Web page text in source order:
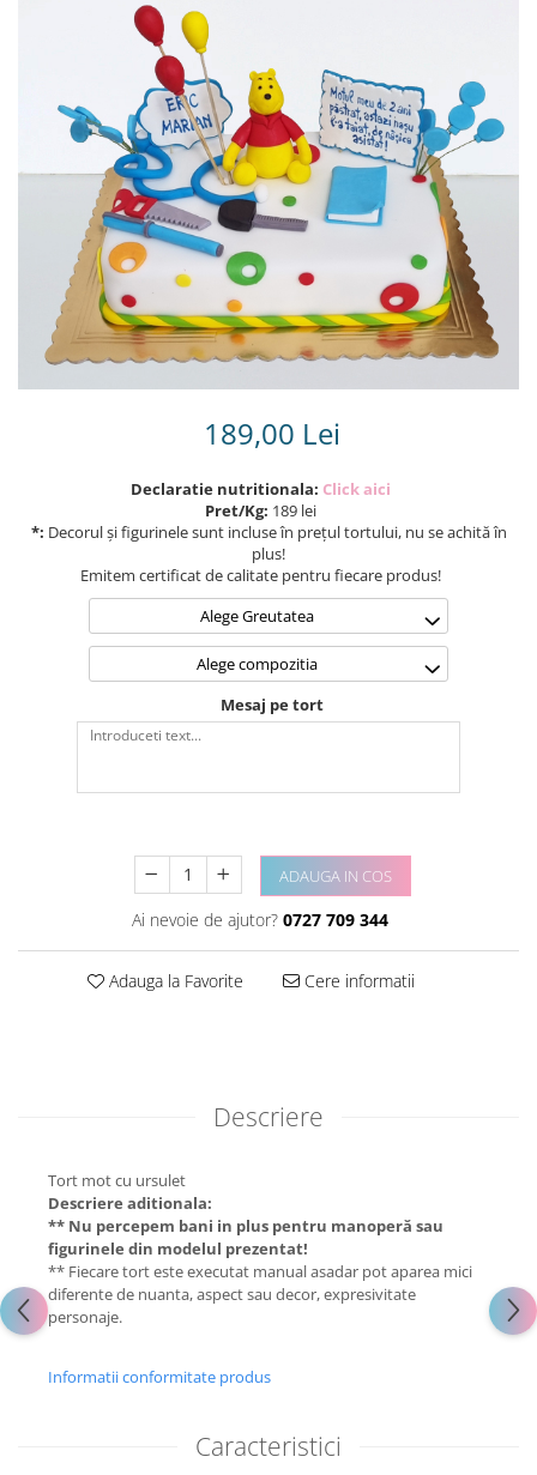
Torturi in frosting- crema pentru
Tortulețe 1.7 kg - 2 kg
189,00 Lei
Declaratie nutritionala: Click aici
Pret/Kg: 189 lei
*: Decorul și figurinele sunt incluse în prețul tortului, nu se achită în
plus!
Emitem certificat de calitate pentru fiecare produs!
Alege Greutatea
Alege compozitia
Mesaj pe tort
ADAUGA IN COS
Ai nevoie de ajutor? 0727 709 344
Adauga la Favorite Cere informatii
Descriere
Tort mot cu ursulet
Descriere aditionala:
** Nu percepem bani in plus pentru manoperă sau
figurinele din modelul prezentat!
** Fiecare tort este executat manual asadar pot aparea mici
diferente de nuanta, aspect sau decor, expresivitate
personaje.
Informatii conformitate produs
Caracteristici